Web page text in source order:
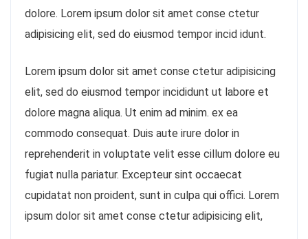
dolore. Lorem ipsum dolor sit amet conse ctetur
adipisicing elit, sed do eiusmod tempor incid idunt.
Lorem ipsum dolor sit amet conse ctetur adipisicing
elit, sed do eiusmod tempor incididunt ut labore et
dolore magna aliqua. Ut enim ad minim. ex ea
commodo consequat. Duis aute irure dolor in
reprehenderit in voluptate velit esse cillum dolore eu
fugiat nulla pariatur. Excepteur sint occaecat
cupidatat non proident, sunt in culpa qui offici. Lorem
ipsum dolor sit amet conse ctetur adipisicing elit,